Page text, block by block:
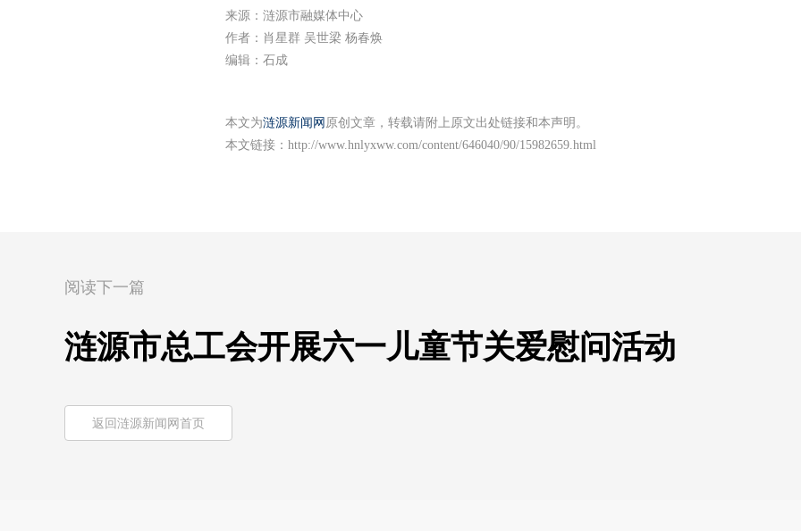
来源：涟源市融媒体中心
作者：肖星群 吴世梁 杨春焕
编辑：石成
本文为涟源新闻网 原创文章，转载请附上原文出处链接和本声明。
本文链接： http://www.hnlyxww.com/content/646040/90/15982659.html
阅读下一篇
涟源市总工会开展六一儿童节关爱慰问活动
返回涟源新闻网首页